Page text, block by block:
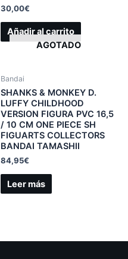
30,00€
Añadir al carrito
AGOTADO
Bandai
SHANKS & MONKEY D.
LUFFY CHILDHOOD
VERSION FIGURA PVC 16,5
/ 10 CM ONE PIECE SH
FIGUARTS COLLECTORS
BANDAI TAMASHII
84,95€
Leer más